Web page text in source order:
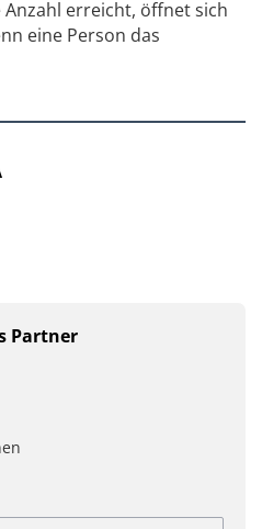
erreicht, öffnet sich
eine Person das
Partner